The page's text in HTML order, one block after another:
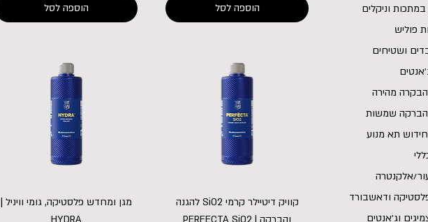
במתכות וניקלים
פוליש
בדים ושטיחים
והבקרה מהירה
והברקה שמשות
וחידוש תא מנוע
עור/אלקנטרה
פלסטיקה ודאשבורד
וג׳אנטים
הוספה לסל הוספה לסל
קוויק דיטיילר קרמי SiO2 להגנה
מגן ומחדש פלסטיקה, גומי וויניל |